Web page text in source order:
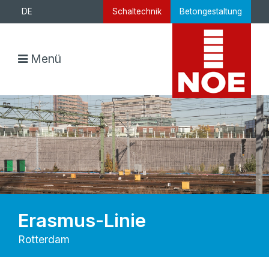
DE Schaltechnik Betongestaltung
Menü
Erasmus-Linie
Rotterdam